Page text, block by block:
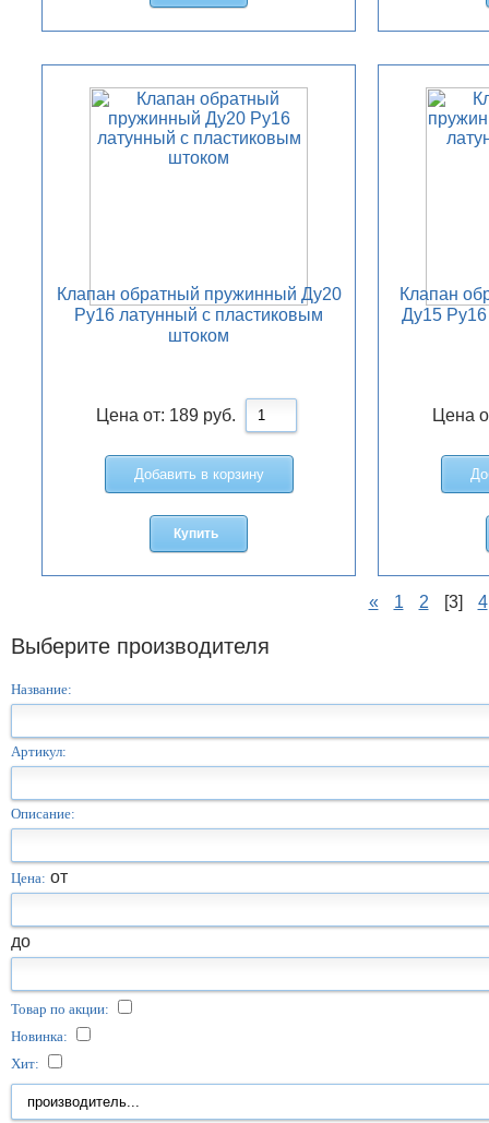
Выберите производителя
Название:
Артикул:
Описание:
Цена: от
до
Товар по акции:
Новинка:
Хит:
Клапан обратный пружинный Ду20
Ру16 латунный с пластиковым
штоком
Цена от: 189 руб.
Добавить в корзину
Купить
Клапан
Ду15
Цена
« 1 2 [3] 4